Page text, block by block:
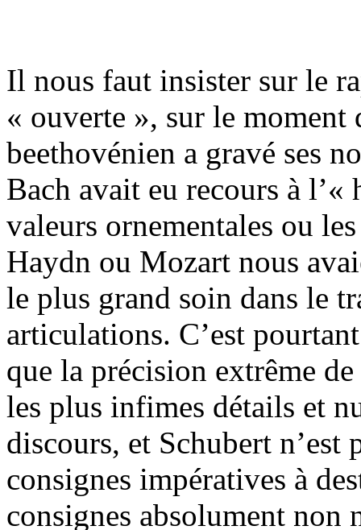
Il nous faut insister sur le
« ouverte », sur le moment
beethovénien a gravé ses
Bach avait eu recours à
valeurs ornementales ou
Haydn ou Mozart nous
le plus grand soin dans le
articulations. C’est
que la précision extrême
les plus infimes détails et
discours, et Schubert n’est
consignes impératives à
consignes absolument non